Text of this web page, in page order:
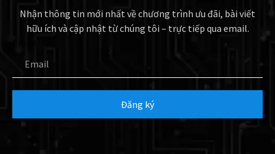
Nhận thông tin mới nhất về chương trình ưu đãi, bài viết
hữu ích và cập nhật từ chúng tôi – trực tiếp qua email.
Đăng ký